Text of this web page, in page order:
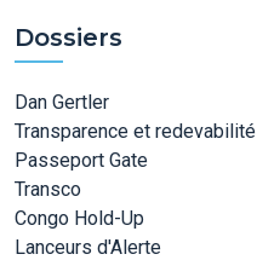
Dossiers
Dan Gertler
Transparence et redevabilité
Passeport Gate
Transco
Congo Hold-Up
Lanceurs d'Alerte